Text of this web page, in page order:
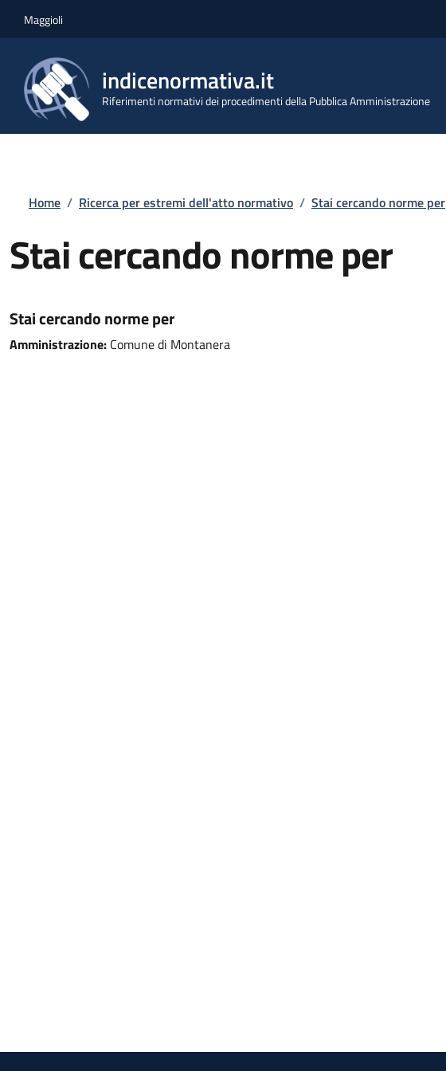
Maggioli
indicenormativa.it
Riferimenti normativi dei procedimenti della Pubblica Amministrazione
Briciole di pane
Home / Ricerca per estremi dell'atto normativo / Stai cercando norme per
Stai cercando norme per
Stai cercando norme per
Amministrazione: Comune di Montanera